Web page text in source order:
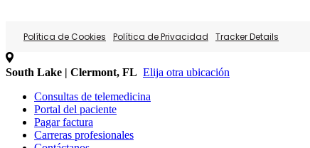
Política de Cookies Política de Privacidad Tracker Details
South Lake | Clermont, FL Elija otra ubicación
Consultas de telemedicina
Portal del paciente
Pagar factura
Carreras profesionales